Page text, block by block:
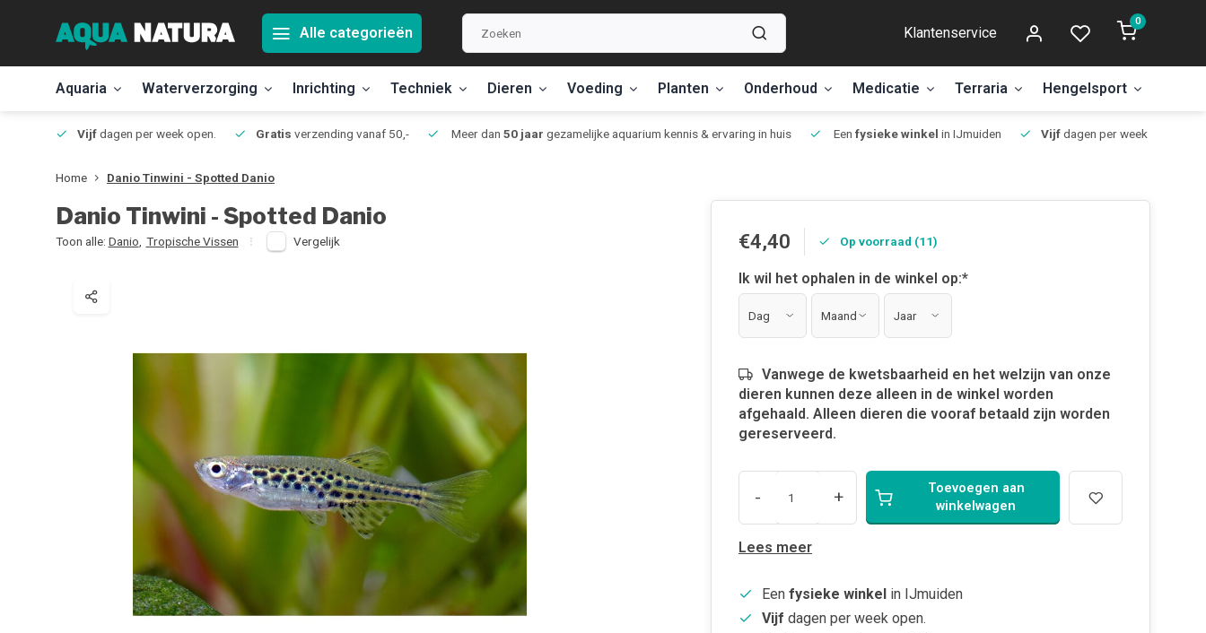
Alle categorieën Klantenservice
0
Aquaria Waterverzorging Inrichting Techniek Dieren Voeding Planten Onderhoud Medicatie Terraria Hengelsport
Vijfdagen per week open. Gratis verzending vanaf 50,- Meer dan 50 jaar gezamelijke aquarium kennis & ervaring in huis Een fysieke winkel in IJmuiden Vijfdagen per week open.
Home Danio Tinwini - Spotted Danio
Danio Tinwini - Spotted Danio
Toon alle: Danio Tropische Vissen Vergelijk €4,40 Op voorraad (11)
Ik wil het ophalen in de winkel op:*
Vanwege de kwetsbaarheid en het welzijn van onze
dieren kunnen deze alleen in de winkel worden
afgehaald. Alleen dieren die vooraf betaald zijn worden
gereserveerd.
- +
Toevoegen aan
winkelwagen
Lees meer
Een fysieke winkel in IJmuiden
Vijf dagen per week open.